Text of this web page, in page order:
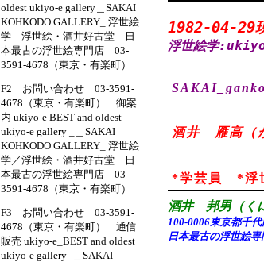
1982-04-29
浮世絵学
酒井 雁高（
*学芸員 *浮
酒井 邦男（
100-0006東京都千代
日本最古の浮世絵専
oldest ukiyo-e gallery＿SAKAI
KOHKODO GALLERY_ 浮世絵
学 浮世絵・酒井好古堂 日
本最古の浮世絵専門店 03-
3591-4678（東京・有楽町）
F2 お問い合わせ 03-3591-
4678（東京・有楽町） 御案
内 ukiyo-e BEST and oldest
ukiyo-e gallery _＿SAKAI
KOHKODO GALLERY_ 浮世絵
学／浮世絵・酒井好古堂 日
本最古の浮世絵専門店 03-
3591-4678（東京・有楽町）
F3 お問い合わせ 03-3591-
4678（東京・有楽町） 通信
販売 ukiyo-e_BEST and oldest
ukiyo-e gallery_＿SAKAI